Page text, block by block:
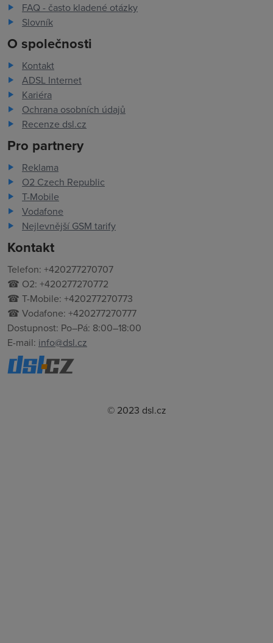
FAQ - často kladené otázky
Slovník
O společnosti
Kontakt
ADSL Internet
Kariéra
Ochrana osobních údajů
Recenze dsl.cz
Pro partnery
Reklama
O2 Czech Republic
T-Mobile
Vodafone
Nejlevnější GSM tarify
Kontakt
Telefon: +420277270707
☎ O2: +420277270772
☎ T-Mobile: +420277270773
☎ Vodafone: +420277270777
Dostupnost: Po–Pá: 8:00–18:00
E-mail: info@dsl.cz
© 2023 dsl.cz